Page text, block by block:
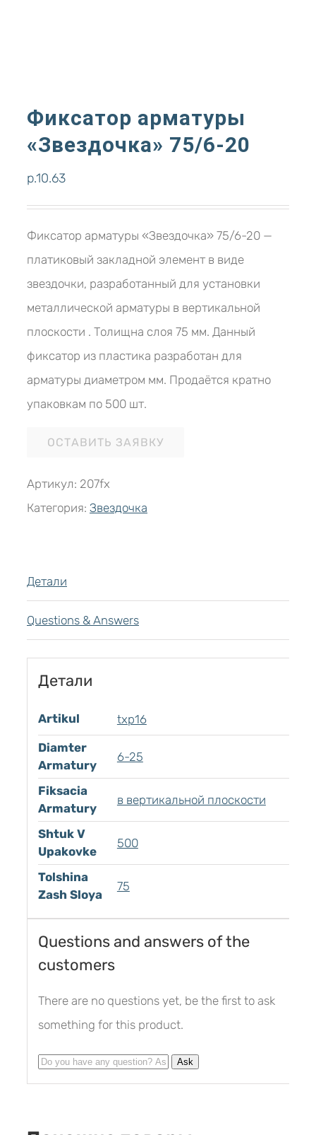
Фиксатор арматуры
«Звездочка» 75/6-20
р.10.63
Фиксатор арматуры «Звездочка» 75/6-20 —
платиковый закладной элемент в виде
звездочки, разработанный для установки
металлической арматуры в вертикальной
плоскости . Толищна слоя 75 мм. Данный
фиксатор из пластика разработан для
арматуры диаметром мм. Продаётся кратно
упаковкам по 500 шт.
ОСТАВИТЬ ЗАЯВКУ
Артикул: 207fx
Категория: Звездочка
Детали
Questions & Answers
Детали
Artikul
txp16
Diamter
Armatury
6-25
Fiksacia
Armatury
в вертикальной плоскости
Shtuk V
Upakovke
500
Tolshina
Zash Sloya
75
Questions and answers of the
customers
There are no questions yet, be the first to ask
something for this product.